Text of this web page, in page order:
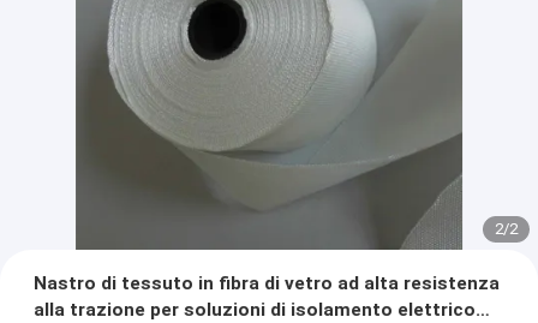
2/2
Nastro di tessuto in fibra di vetro ad alta resistenza
alla trazione per soluzioni di isolamento elettrico